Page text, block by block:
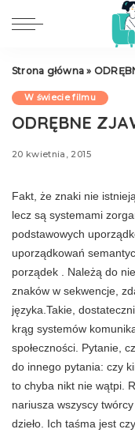
Strona główna »
W świecie filmu
ODRĘBNE
20 kwietnia, 2015
Fakt, że znaki nie
lecz są systemami
podstawowych
uporządkowań
porządek . Należą do
znaków w sekwencje,
języka.Takie,
krąg systemów
społeczności. Py­tanie,
do innego pytania: czy
to chyba nikt nie wątpi.
nariusza wszyscy
dzieło. Ich taśma jest